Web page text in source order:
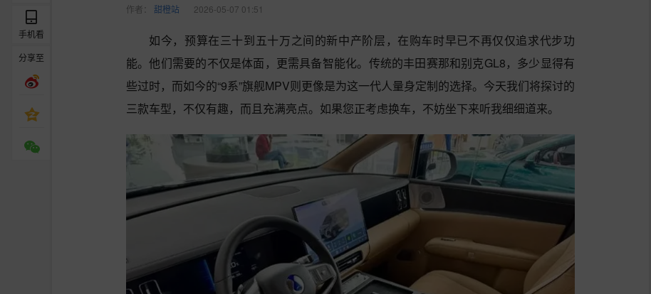
手机看
分享至
作者： 甜橙站 2026-05-07 01:51
如今，预算在三十到五十万之间的新中产阶层，在购车时早已不再仅仅追求代步功
能。他们需要的不仅是体面，更需具备智能化。传统的丰田赛那和别克GL8，多少显得有
些过时，而如今的“9系”旗舰MPV则更像是为这一代人量身定制的选择。今天我们将探讨的
三款车型，不仅有趣，而且充满亮点。如果您正考虑换车，不妨坐下来听我细细道来。